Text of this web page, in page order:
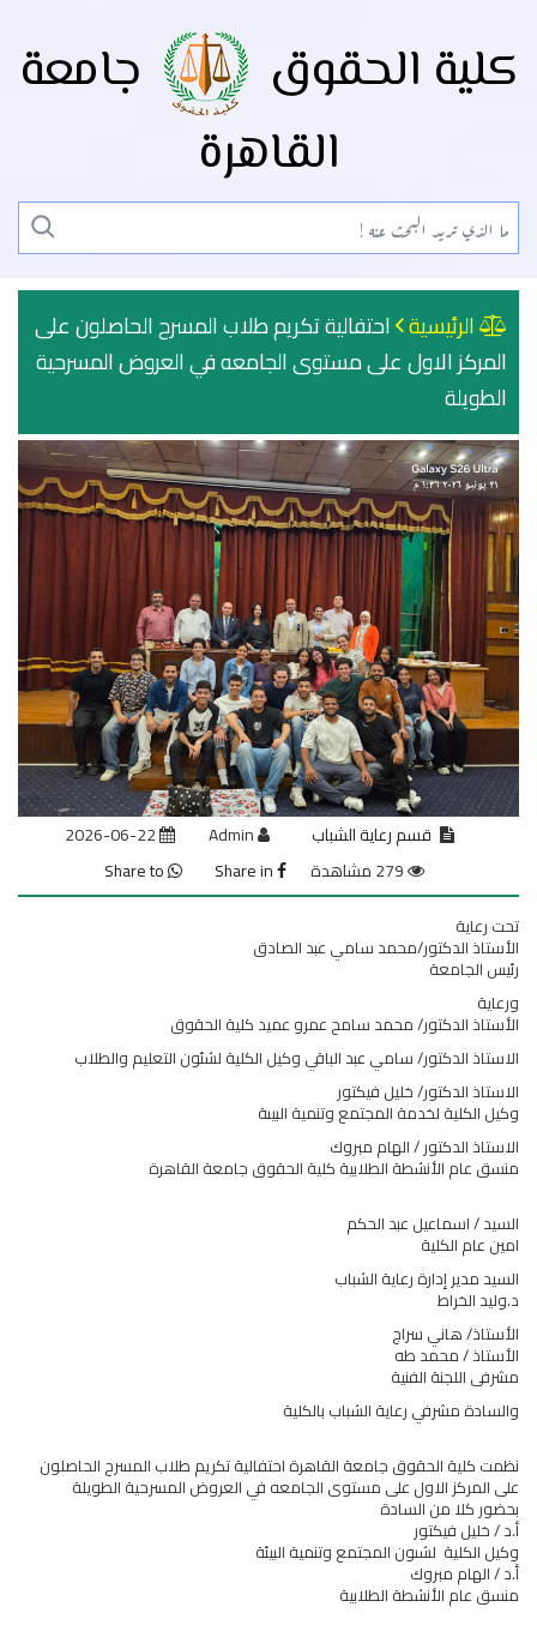
كلية الحقوق
جامعة
القاهرة
الرئيسية احتفالية تكريم طلاب المسرح الحاصلون على
المركز الاول على مستوى الجامعه في العروض المسرحية
الطويلة
قسم رعاية الشباب
تحت رعاية
الأستاذ الدكتور/محمد سامي عبد الصادق
رئيس الجامعة
ورعاية
الأستاذ الدكتور/ محمد سامح عمرو عميد كلية الحقوق
الاستاذ الدكتور/ سامي عبد الباقي وكيل الكلية لشئون التعليم والطلاب
الاستاذ الدكتور/ خليل فيكتور
وكيل الكلية لخدمة المجتمع وتنمية البيىة
الاستاذ الدكتور / الهام مبروك
منسق عام الأنشطة الطلابية كلية الحقوق جامعة القاهرة
السيد / اسماعيل عبد الحكم
امين عام الكلية
السيد مدير إدارة رعاية الشباب
د.وليد الخراط
الأستاذ/ هاني سراج
الأستاذ / محمد طه
مشرفى اللجنة الفنية
والسادة مشرفي رعاية الشباب بالكلية
نظمت كلية الحقوق جامعة القاهرة احتفالية تكريم طلاب المسرح الحاصلون
على المركز الاول على مستوى الجامعه في العروض المسرحية الطويلة
بحضور كلا من السادة
أ.د / خليل فيكتور
وكيل الكلية لشىون المجتمع وتنمية البيئة
أ.د / الهام مبروك
منسق عام الأنشطة الطلابية